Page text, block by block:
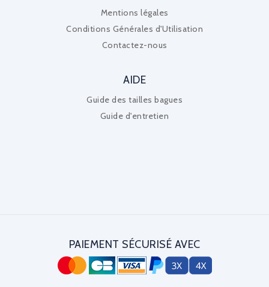
Mentions légales
Conditions Générales d'Utilisation
Contactez-nous
AIDE
Guide des tailles bagues
Guide d'entretien
PAIEMENT SÉCURISÉ AVEC